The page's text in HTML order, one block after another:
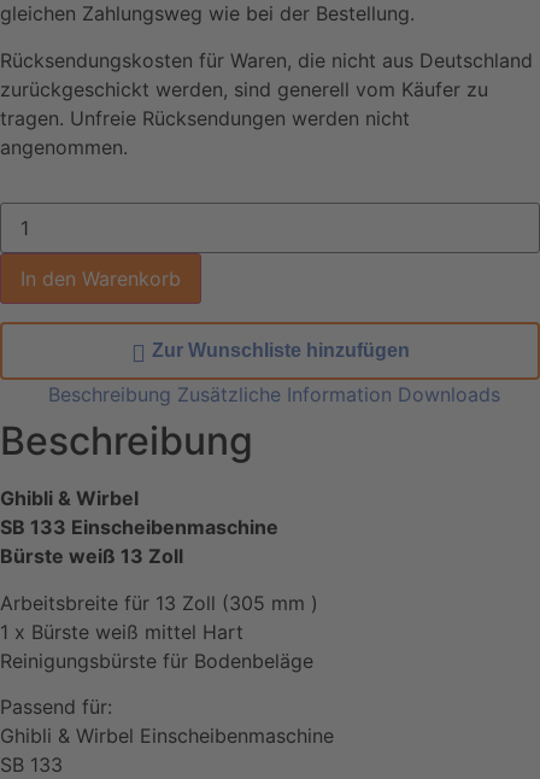
gleichen Zahlungsweg wie bei der Bestellung.
Rücksendungskosten für Waren, die nicht aus Deutschland
zurückgeschickt werden, sind generell vom Käufer zu
tragen. Unfreie Rücksendungen werden nicht
angenommen.
In den Warenkorb
Zur Wunschliste hinzufügen
Beschreibung Zusätzliche Information Downloads
Beschreibung
Ghibli & Wirbel
SB 133 Einscheibenmaschine
Bürste weiß 13 Zoll
Arbeitsbreite für 13 Zoll (305 mm )
1 x Bürste weiß mittel Hart
Reinigungsbürste für Bodenbeläge
Passend für:
Ghibli & Wirbel Einscheibenmaschine
SB 133